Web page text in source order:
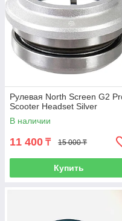
Рулевая North Screen G2
Scooter Headset Silver
В наличии
11 400 ₸ 15 000 ₸
Купить